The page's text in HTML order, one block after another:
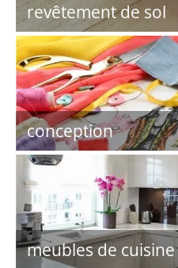
revêtement de sol
conception
meubles de cuisine